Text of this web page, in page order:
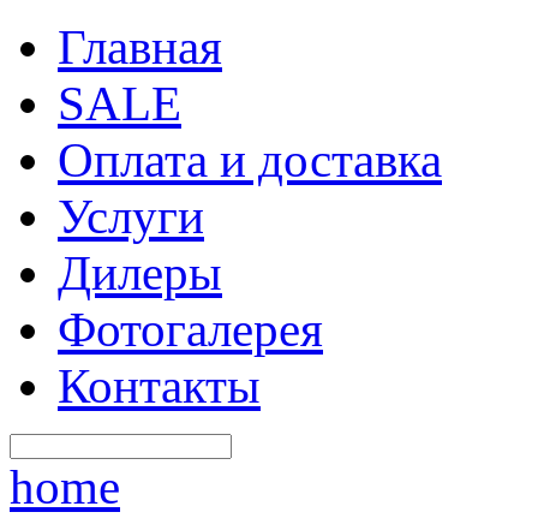
Главная
SALE
Оплата и доставка
Услуги
Дилеры
Фотогалерея
Контакты
home